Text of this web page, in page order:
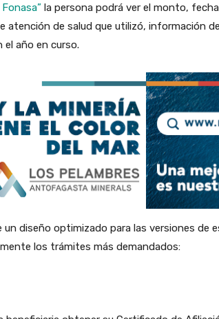
Fonasa” la persona podrá ver el monto,
atención de salud que utilizó, información
el año en curso.
un diseño optimizado para las versiones de
los trámites más demandados: